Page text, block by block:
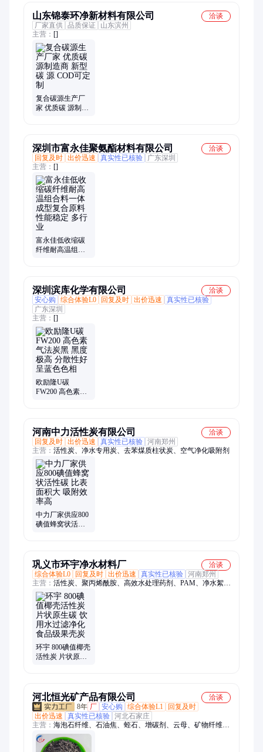
山东锦泰环净新材料有限公司
洽谈
厂家直供 品质保证
山东滨州
主营： []
复合碳源生产厂
家 优质碳 源制造
深圳市富永佳聚氨酯材料有限公司
洽谈
回复及时 出价迅速 真实性已核验
广东深圳
主营： []
富永佳低收缩碳
纤维耐高温组合
深圳滨库化学有限公司
洽谈
安心购
综合体验L0 回复及时 出价迅速
真实性已核验
广东深圳
主营： []
欧励隆U碳
FW200 高色素气
河南中力活性炭有限公司
洽谈
回复及时 出价迅速 真实性已核验 河南郑州
主营： 活性炭、净水专用炭、去苯煤质柱状炭、空气净化吸附剂
中力厂家供应800
碘值蜂窝状活性
巩义市环宇净水材料厂
洽谈
综合体验L0
回复及时 出价迅速 真实性已核验 河南郑州
主营： 活性炭、聚丙烯酰胺、高效水处理药剂、PAM、净水絮凝
剂、阴离子聚丙烯酰胺、阳离子聚丙烯酰胺、非离子聚丙烯酰
胺、两性离子聚丙烯酰胺、椰壳活性炭、柱状活性炭、粉末活性
炭、活性吸附炭、净水滤炭
环宇 800碘值椰壳
活性炭 片状原生
河北恒光矿产品有限公司
洽谈
8年 厂 安心购 综合体验L1
回复及时
出价迅速
真实性已核验 河北石家庄
主营： 海泡石纤维、石油焦、蛭石、增碳剂、云母、矿物纤维、
无石棉纤维、煅烧焦炭粉、漂珠、氧化铝粉、海泡石粉、人造石
墨、石墨颗粒、冶金焦、沸石粉、硅藻土、橡胶颗粒、轮胎粉、